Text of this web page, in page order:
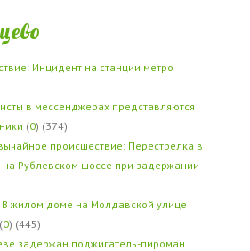
Инцидент на станции метро
в мессенджерах представляются
(0) (374)
происшествие: Перестрелка в
Рублевском шоссе при задержании
жилом доме на Молдавской улице
(0) (445)
задержан поджигатель-пироман